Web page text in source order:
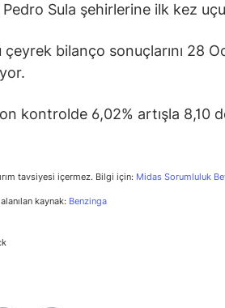
Pedro Sula şehirlerine ilk kez
bilanço sonuçlarını 28
kontrolde 6,02% artışla 8,10
tavsiyesi içermez. Bilgi için: Midas Sorumluluk
kaynak: Benzinga